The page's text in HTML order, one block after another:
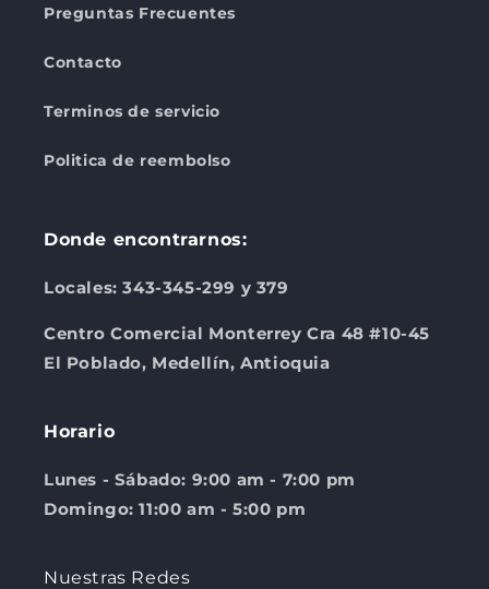
Preguntas Frecuentes
Contacto
Terminos de servicio
Politica de reembolso
Donde encontrarnos:
Locales: 343-345-299 y 379
Centro Comercial Monterrey Cra 48 #10-45
El Poblado, Medellín, Antioquia
Horario
Lunes - Sábado: 9:00 am - 7:00 pm
Domingo: 11:00 am - 5:00 pm
Nuestras Redes